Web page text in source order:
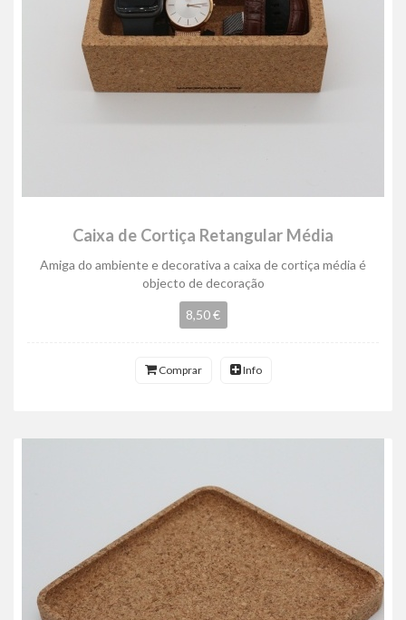
Caixa de Cortiça Retangular Média
Amiga do ambiente e decorativa a caixa de cortiça média é
objecto de decoração
8,50 €
Comprar Info